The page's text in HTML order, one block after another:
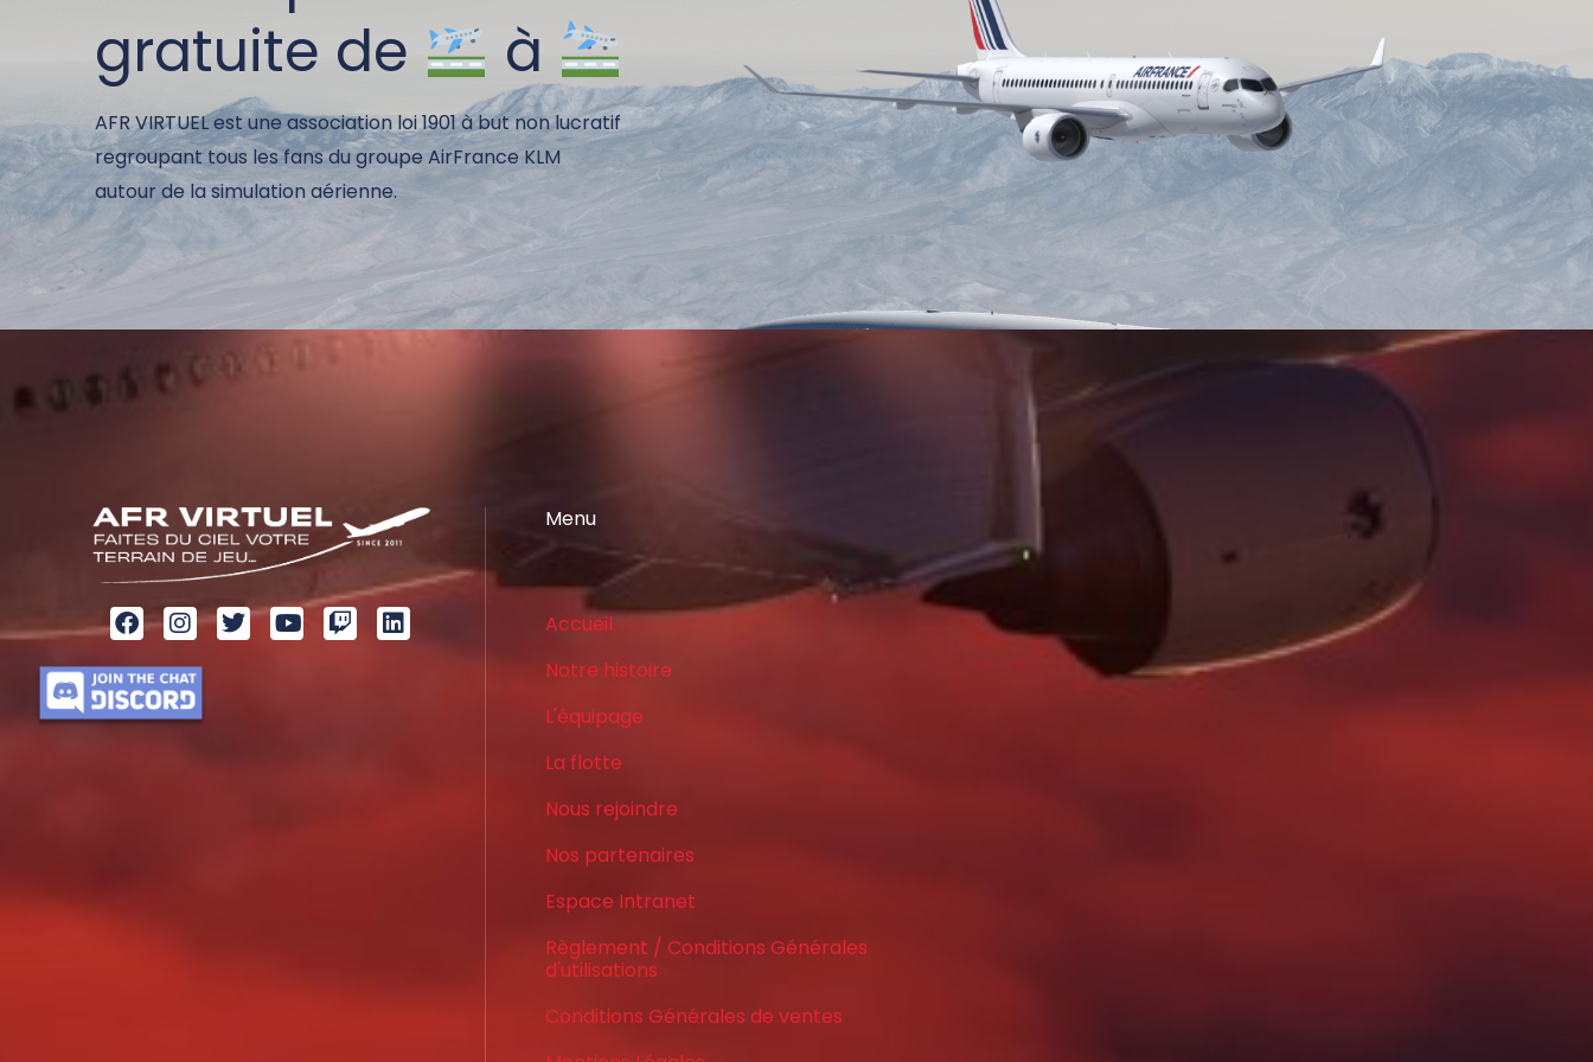
gratuite de
à
AFR VIRTUEL est une association loi 1901 à but non lucratif
regroupant tous les fans du groupe AirFrance KLM
autour de la simulation aérienne.
Menu
Accueil
Notre histoire
L'équipage
La flotte
Nous rejoindre
Nos partenaires
Espace Intranet
Règlement / Conditions Générales
d'utilisations
Conditions Générales de ventes